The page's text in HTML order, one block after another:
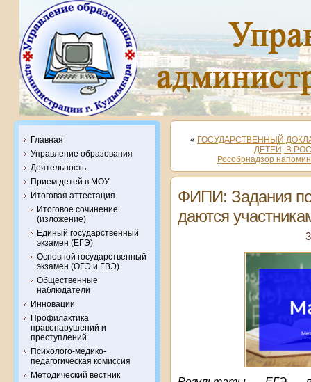
Главная
Управление образования
Деятельность
Прием детей в МОУ
Итоговая аттестация
Итоговое сочинение
(изложение)
Единый государственный
экзамен (ЕГЭ)
Основной государственный
экзамен (ОГЭ и ГВЭ)
Общественные
наблюдатели
Инновации
Профилактика
правонарушений и
преступлений
Психолого-медико-
педагогическая комиссия
Методический вестник
« ГОСУДАРСТВЕННЫЙ
ДЕТЕЙ, В
Рособрнадзор
ФИПИ: Задания по
даются